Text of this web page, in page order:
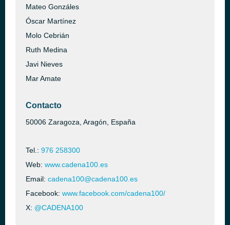
Mateo Gonzáles
Óscar Martínez
Molo Cebrián
Ruth Medina
Javi Nieves
Mar Amate
Contacto
50006 Zaragoza, Aragón, España
Tel.: 976 258300
Web: www.cadena100.es
Email: cadena100@cadena100.es
Facebook: www.facebook.com/cadena100/
X: @CADENA100